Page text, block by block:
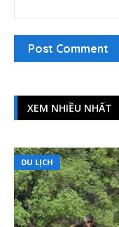
XEM NHIỀU NHẤT
DU LỊCH